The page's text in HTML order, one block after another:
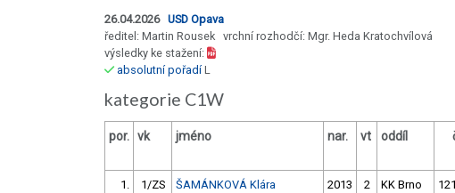
26.04.2026 USD Opava
ředitel: Martin Rousek vrchní rozhodčí: Mgr. Heda Kratochvílová
výsledky ke stažení:
absolutní pořadíL
kategorie C1W
por. vk jméno nar. vt oddíl
1. 1/ZS ŠAMÁNKOVÁ Klára 2013 2 KK Brno